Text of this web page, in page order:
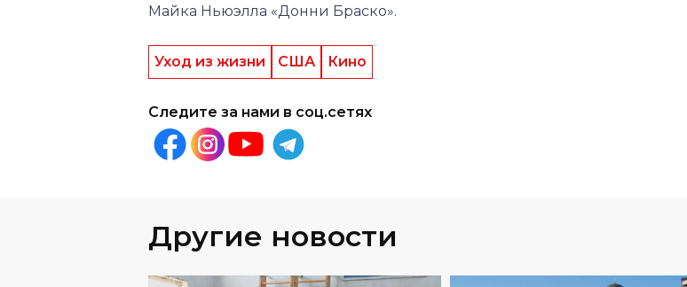
Майка Ньюэлла «Донни Браско».
Уход из жизни США Кино
Следите за нами в соц.сетях
Другие новости